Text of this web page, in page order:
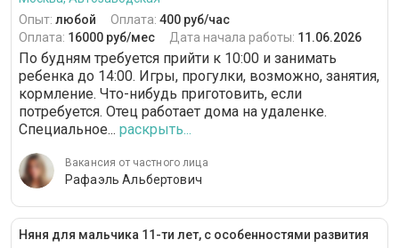
Опыт: любой Оплата: 400 руб/час
Оплата: 16000 руб/мес Дата начала работы: 11.06.2026
По будням требуется прийти к 10:00 и занимать
ребенка до 14:00. Игры, прогулки, возможно, занятия,
кормление. Что-нибудь приготовить, если
потребуется. Отец работает дома на удаленке.
Специальное... раскрыть...
Вакансия от частного лица
Рафаэль Альбертович
Няня для мальчика 11-ти лет, с особенностями развития